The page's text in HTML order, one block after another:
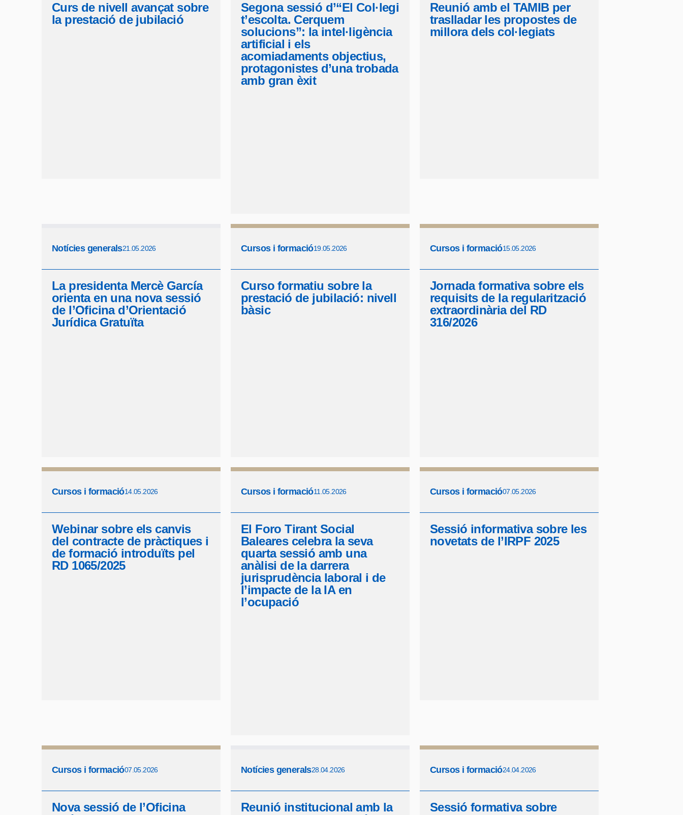
Curs de nivell avançat sobre
la prestació de jubilació
Segona sessió d’“El Col·legi
t’escolta. Cerquem
solucions”: la intel·ligència
artificial i els
acomiadaments objectius,
protagonistes d’una trobada
amb gran èxit
Reunió amb el TAMIB per
traslladar les propostes de
millora dels col·legiats
Notícies generals21.05.2026
La presidenta Mercè García
orienta en una nova sessió
de l’Oficina d’Orientació
Jurídica Gratuïta
Cursos i formació19.05.2026
Curso formatiu sobre la
prestació de jubilació: nivell
bàsic
Cursos i formació15.05.2026
Jornada formativa sobre els
requisits de la regularització
extraordinària del RD
316/2026
Cursos i formació14.05.2026
Webinar sobre els canvis
del contracte de pràctiques i
de formació introduïts pel
RD 1065/2025
Cursos i formació11.05.2026
El Foro Tirant Social
Baleares celebra la seva
quarta sessió amb una
anàlisi de la darrera
jurisprudència laboral i de
l’impacte de la IA en
l’ocupació
Cursos i formació07.05.2026
Sessió informativa sobre les
novetats de l’IRPF 2025
Cursos i formació07.05.2026
Nova sessió de l’Oficina
Notícies generals28.04.2026
Reunió institucional amb la
Cursos i formació24.04.2026
Sessió formativa sobre